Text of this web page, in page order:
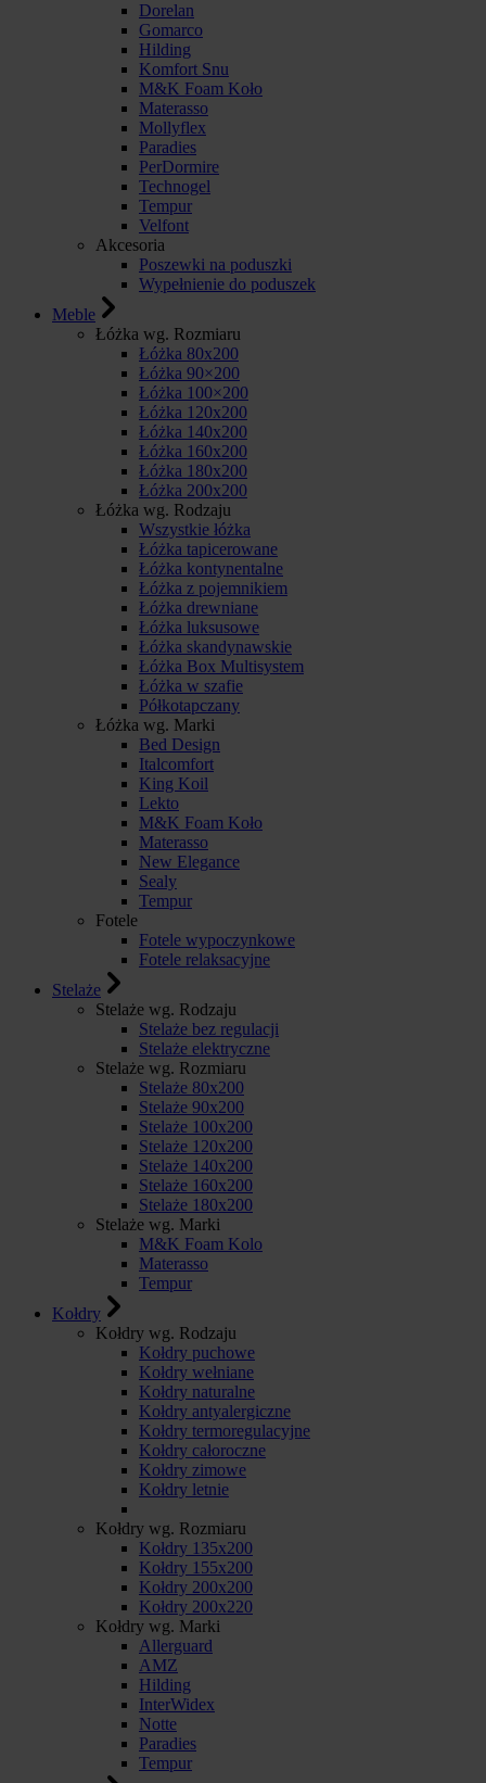
Dorelan
Gomarco
Hilding
Komfort Snu
M&K Foam Koło
Materasso
Mollyflex
Paradies
PerDormire
Technogel
Tempur
Velfont
Akcesoria
Poszewki na poduszki
Wypełnienie do poduszek
Meble
Łóżka wg. Rozmiaru
Łóżka 80x200
Łóżka 90×200
Łóżka 100×200
Łóżka 120x200
Łóżka 140x200
Łóżka 160x200
Łóżka 180x200
Łóżka 200x200
Łóżka wg. Rodzaju
Wszystkie łóżka
Łóżka tapicerowane
Łóżka kontynentalne
Łóżka z pojemnikiem
Łóżka drewniane
Łóżka luksusowe
Łóżka skandynawskie
Łóżka Box Multisystem
Łóżka w szafie
Półkotapczany
Łóżka wg. Marki
Bed Design
Italcomfort
King Koil
Lekto
M&K Foam Koło
Materasso
New Elegance
Sealy
Tempur
Fotele
Fotele wypoczynkowe
Fotele relaksacyjne
Stelaże
Stelaże wg. Rodzaju
Stelaże bez regulacji
Stelaże elektryczne
Stelaże wg. Rozmiaru
Stelaże 80x200
Stelaże 90x200
Stelaże 100x200
Stelaże 120x200
Stelaże 140x200
Stelaże 160x200
Stelaże 180x200
Stelaże wg. Marki
M&K Foam Kolo
Materasso
Tempur
Kołdry
Kołdry wg. Rodzaju
Kołdry puchowe
Kołdry wełniane
Kołdry naturalne
Kołdry antyalergiczne
Kołdry termoregulacyjne
Kołdry całoroczne
Kołdry zimowe
Kołdry letnie
Kołdry wg. Rozmiaru
Kołdry 135x200
Kołdry 155x200
Kołdry 200x200
Kołdry 200x220
Kołdry wg. Marki
Allerguard
AMZ
Hilding
InterWidex
Notte
Paradies
Tempur